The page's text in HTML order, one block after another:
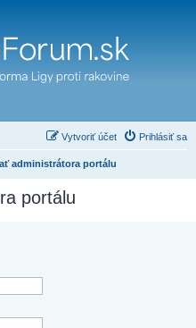
Prihlásiť sa
Vytvoriť účet
administrátora portálu
portálu